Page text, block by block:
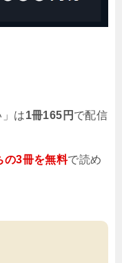
」は1冊165円 で配信
の3冊を無料で読め